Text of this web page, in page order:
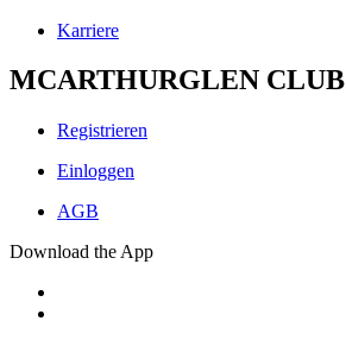
Karriere
MCARTHURGLEN CLUB
Registrieren
Einloggen
AGB
Download the App